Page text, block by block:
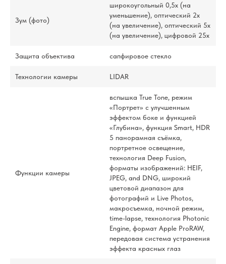
Зум (фото)
широкоугольный 0,5x (на
уменьшение), оптический 2x
(на увеличение), оптический 5x
(на увеличение), цифровой 25x
Защита объектива сапфировое стекло
Технологии камеры LIDAR
Функции камеры
вспышка True Tone, режим
«Портрет» с улучшенным
эффектом боке и функцией
«Глубина», функция Smart, HDR
5 панорамная съёмка,
портретное освещение,
технология Deep Fusion,
форматы изображений: HEIF,
JPEG, and DNG, широкий
цветовой диапазон для
фотографий и Live Photos,
макросъемка, ночной режим,
time-lapse, технология Photonic
Engine, формат Apple ProRAW,
передовая система устранения
эффекта красных глаз